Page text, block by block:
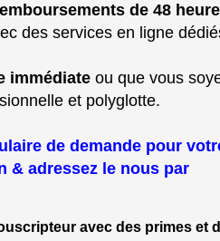
de 48
des services en ligne
immédiate ou que vous
et polyglotte.
de demande pour
& adressez le nous par
avec des primes et